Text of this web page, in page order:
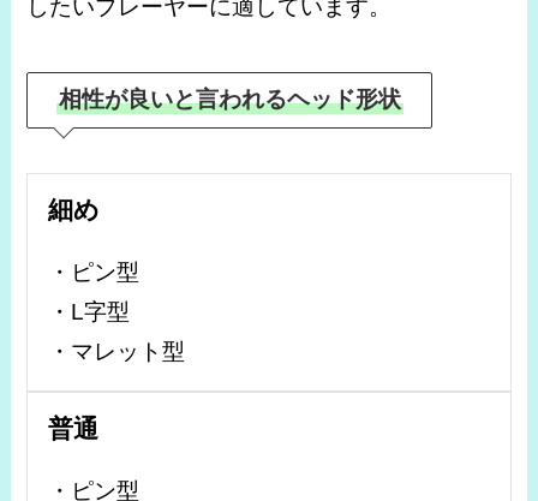
したいプレーヤーに適しています。
相性が良いと言われるヘッド形状
細め
・ピン型
・L字型
・マレット型
普通
・ピン型